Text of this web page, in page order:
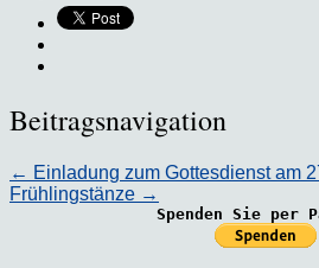
Beitragsnavigation
← Einladung zum Gottesdienst am
Frühlingstänze →
Spenden Sie per